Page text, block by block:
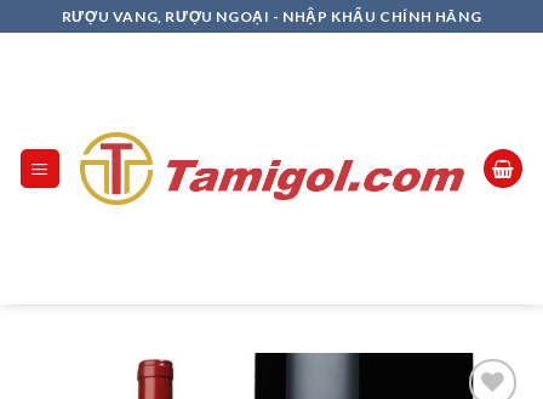
RƯỢU VANG, RƯỢU NGOẠI - NHẬP KHẨU CHÍNH HÃNG